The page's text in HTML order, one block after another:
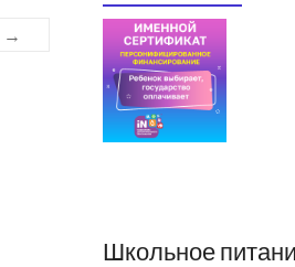
→
Школьное